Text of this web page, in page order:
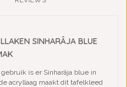
SINHARÂJA BLUE
is er Sinharâja blue in
acryllaag maakt dit tafelkleed